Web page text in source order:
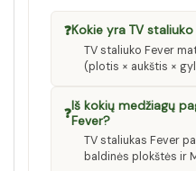
❓Kokie yra TV
TV staliuko Fever
(plotis × aukštis ×
❓Iš kokių medžiagų
Fever?
TV staliukas Fever
baldinės plokštės ir